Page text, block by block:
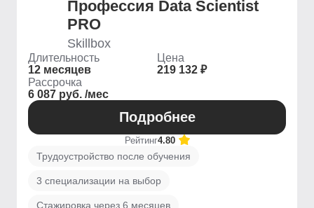
Профессия Data Scientist
PRO
Skillbox
Длительность
12 месяцев
Цена
219 132 ₽
Рассрочка
6 087 руб. /мес
Подробнее
Рейтинг4.80
Трудоустройство после обучения
3 специализации на выбор
Стажировка через 6 месяцев